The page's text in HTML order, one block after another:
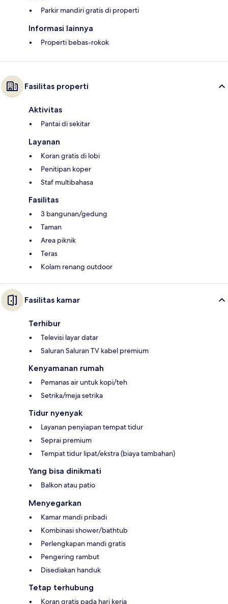
Parkir mandiri gratis di properti
Informasi lainnya
Properti bebas-rokok
Fasilitas properti
Aktivitas
Pantai di sekitar
Layanan
Koran gratis di lobi
Penitipan koper
Staf multibahasa
Fasilitas
3 bangunan/gedung
Taman
Area piknik
Teras
Kolam renang outdoor
Fasilitas kamar
Terhibur
Televisi layar datar
Saluran Saluran TV kabel premium
Kenyamanan rumah
Pemanas air untuk kopi/teh
Setrika/meja setrika
Tidur nyenyak
Layanan penyiapan tempat tidur
Seprai premium
Tempat tidur lipat/ekstra (biaya tambahan)
Yang bisa dinikmati
Balkon atau patio
Menyegarkan
Kamar mandi pribadi
Kombinasi shower/bathtub
Perlengkapan mandi gratis
Pengering rambut
Disediakan handuk
Tetap terhubung
Koran gratis pada hari kerja